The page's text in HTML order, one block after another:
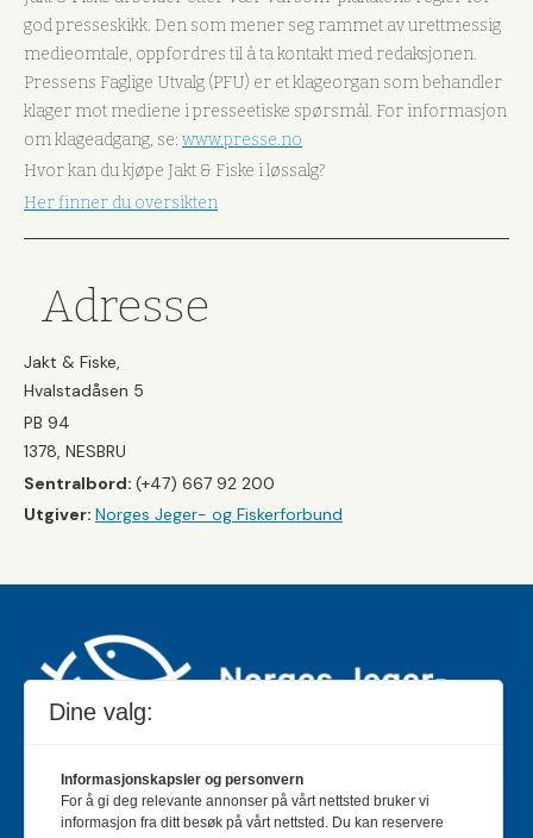
god presseskikk. Den som mener seg rammet av urettmessig
medieomtale, oppfordres til å ta kontakt med redaksjonen.
Pressens Faglige Utvalg (PFU) er et klageorgan som behandler
klager mot mediene i presseetiske spørsmål. For informasjon
om klageadgang, se: www.presse.no
Hvor kan du kjøpe Jakt & Fiske i løssalg?
Her finner du oversikten
Adresse
Jakt & Fiske,
Hvalstadåsen 5
PB 94
1378, NESBRU
Sentralbord: (+47) 667 92 200
Utgiver: Norges Jeger- og Fiskerforbund
Jakt & Fiske er landets største og eldste magasin for
Dine valg:
Informasjonskapsler og personvern
For å gi deg relevante annonser på vårt nettsted bruker vi
informasjon fra ditt besøk på vårt nettsted. Du kan reservere